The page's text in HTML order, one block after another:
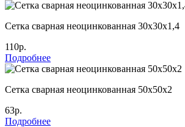
Сетка сварная неоцинкованная 30х30х1,4
110р.
Подробнее
Сетка сварная неоцинкованная 50х50х2
63р.
Подробнее